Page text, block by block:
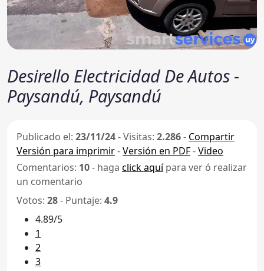
Desirello Electricidad De Autos -
Paysandú, Paysandú
Publicado el: 23/11/24-Visitas: 2.286- Compartir
Versión para imprimir-Versión en PDF-Video
Comentarios: 10- haga click aquípara ver ó realizar
un comentario
Votos: 28- Puntaje: 4.9
4.89/5
1
2
3